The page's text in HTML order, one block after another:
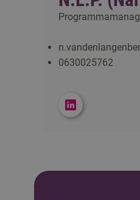
0630025762